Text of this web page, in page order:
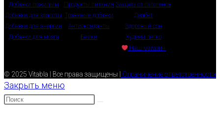
Добавки пожилым
Добавки для красоты
Добавки для энергии
Добавки для мозга
Продукты питания
Травяные добавки
Антиоксиданты
Белки
Защита от патогенов
Диабет
Здоровый сон
Худеем легко
Наш магазин
© 2025 Vitabla | Все права защищены | Ограничение ответственности
Закрыть меню